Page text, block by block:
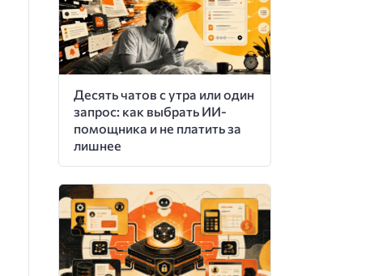
Десять чатов с утра или один
запрос: как выбрать ИИ-
помощника и не платить за
лишнее